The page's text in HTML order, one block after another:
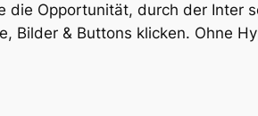
die Opportunität, durch der Inter
Bilder & Buttons klicken. Ohne